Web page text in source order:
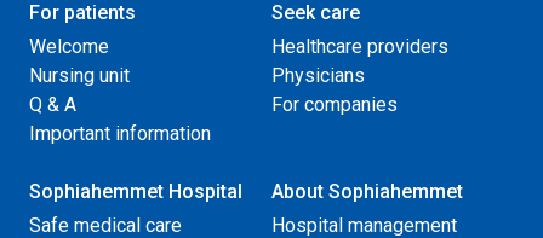
For patients
Welcome
Nursing unit
Q & A
Important information
Seek care
Healthcare providers
Physicians
For companies
Sophiahemmet Hospital
Safe medical care
About Sophiahemmet
Hospital management